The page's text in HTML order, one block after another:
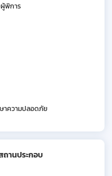
พิการ
าความปลอดภัย
านประกอบ